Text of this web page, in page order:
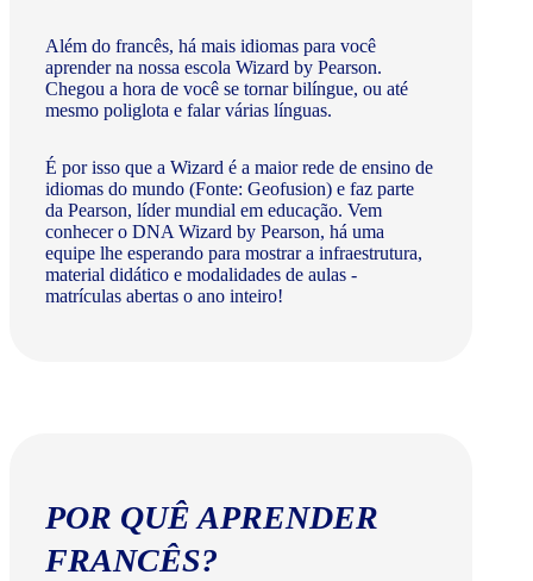
Além do francês, há mais idiomas para você
aprender na nossa escola Wizard by Pearson.
Chegou a hora de você se tornar bilíngue, ou até
mesmo poliglota e falar várias línguas.
É por isso que a Wizard é a maior rede de ensino de
idiomas do mundo (Fonte: Geofusion) e faz parte
da Pearson, líder mundial em educação. Vem
conhecer o DNA Wizard by Pearson, há uma
equipe lhe esperando para mostrar a infraestrutura,
material didático e modalidades de aulas -
matrículas abertas o ano inteiro!
POR QUÊ APRENDER
FRANCÊS?